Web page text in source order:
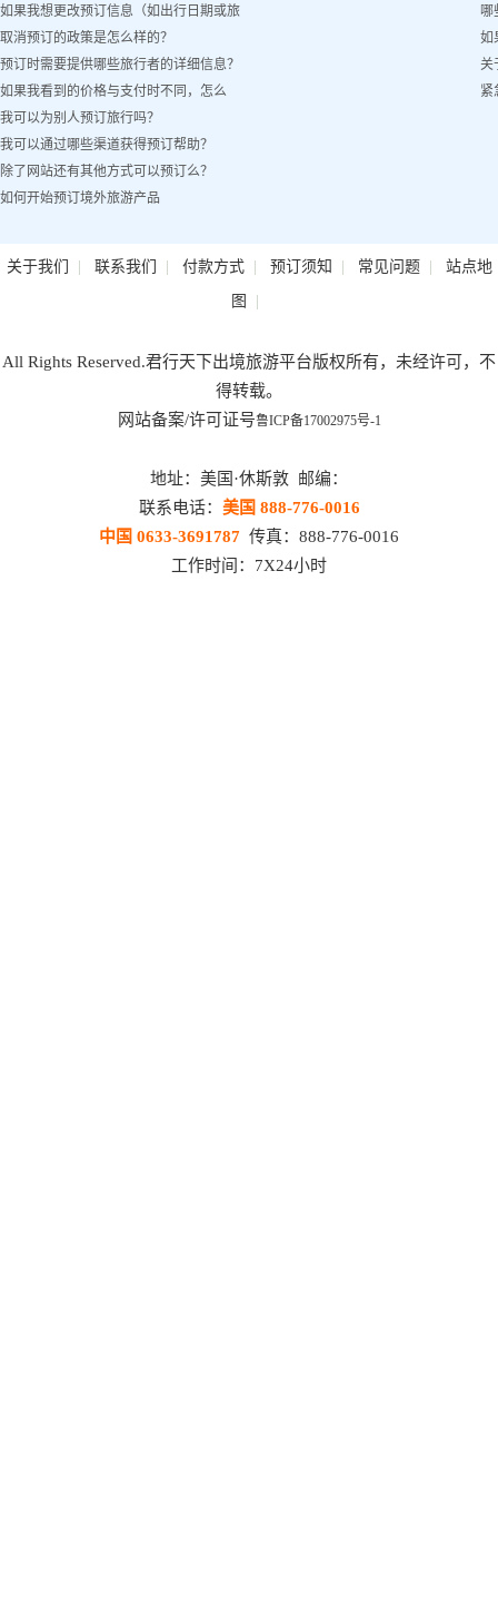
如果我想更改预订信息（如出行日期或旅
客姓名）怎么办？
取消预订的政策是怎么样的？
预订时需要提供哪些旅行者的详细信息？
如果我看到的价格与支付时不同，怎么
办？
我可以为别人预订旅行吗？
我可以通过哪些渠道获得预订帮助？
除了网站还有其他方式可以预订么？
如何开始预订境外旅游产品
哪
如
关
紧
关于我们 | 联系我们 | 付款方式| 预订须知 | 常见问题| 站点地
图 |
All Rights Reserved.君行天下出境旅游平台版权所有，未经许可，不
得转载。
网站备案/许可证号鲁ICP备17002975号-1
地址：美国·休斯敦 邮编：
联系电话： 美国 888-776-0016
中国 0633-3691787 传真：888-776-0016
工作时间：7X24小时